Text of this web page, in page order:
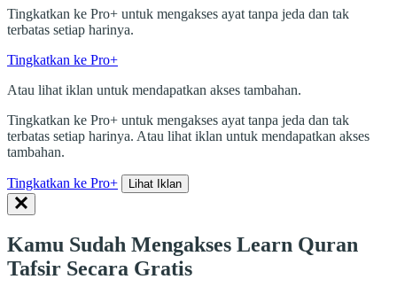
Tingkatkan ke Pro+ untuk mengakses ayat tanpa jeda dan tak
terbatas setiap harinya.
Tingkatkan ke Pro+
Atau lihat iklan untuk mendapatkan akses tambahan.
Tingkatkan ke Pro+ untuk mengakses ayat tanpa jeda dan tak
terbatas setiap harinya. Atau lihat iklan untuk mendapatkan akses
tambahan.
Tingkatkan ke Pro+ Lihat Iklan
Kamu Sudah Mengakses Learn Quran
Tafsir Secara Gratis